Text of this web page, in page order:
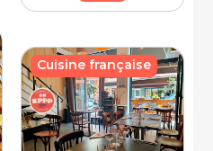
Cuisine française